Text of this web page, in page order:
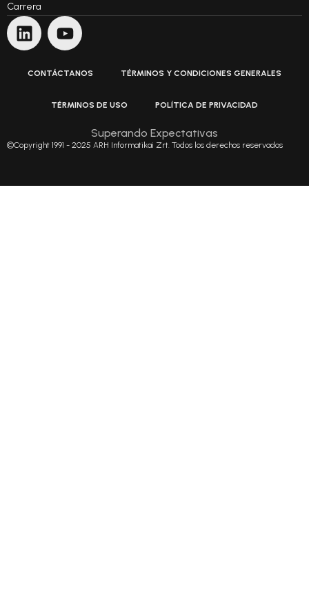
Carrera
CONTÁCTANOS TÉRMINOS Y CONDICIONES GENERALES
TÉRMINOS DE USO POLÍTICA DE PRIVACIDAD
Superando Expectativas
©Copyright 1991 - 2025 ARH Informatikai Zrt. Todos los derechos reservados